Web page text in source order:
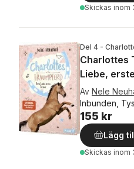
Skickas inom
Del 4 -
Charlottes
Liebe,
Av Nele
Inbunden,
155 kr
Lägg
Skickas inom